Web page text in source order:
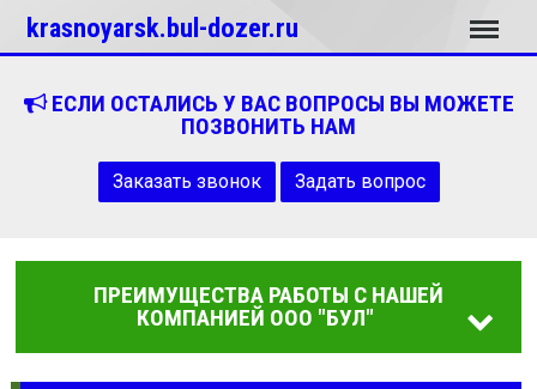
krasnoyarsk.bul-dozer.ru Меню
ЕСЛИ ОСТАЛИСЬ У ВАС ВОПРОСЫ ВЫ МОЖЕТЕ
ПОЗВОНИТЬ НАМ
Заказать звонок Задать вопрос
ПРЕИМУЩЕСТВА РАБОТЫ С НАШЕЙ
КОМПАНИЕЙ ООО "БУЛ"